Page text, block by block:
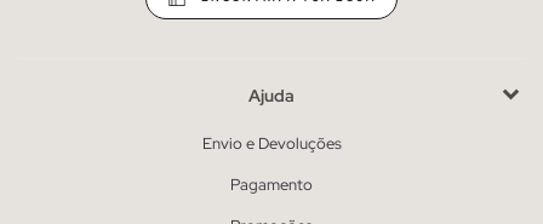
Ajuda
Envio e Devoluções
Pagamento